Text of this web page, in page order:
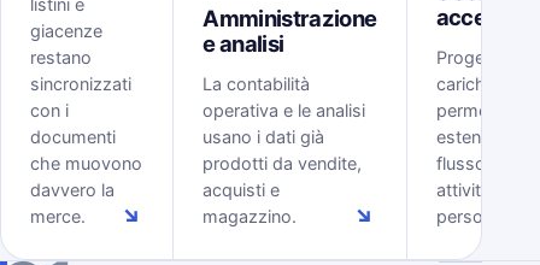
listini e
giacenze
restano
sincronizzati
con i
documenti
che muovono
davvero la
merce.
↘
Amministrazione
e analisi
La contabilità
operativa e le analisi
usano i dati già
prodotti da vendite,
acquisti e
magazzino.
↘
accessi
Progetti,
carichi,
permessi
estendono il
flusso ERP
attività delle
persone.